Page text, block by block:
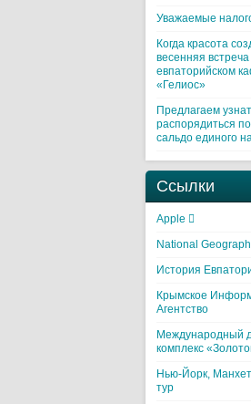
Уважаемые
Когда красота
весенняя встреча
евпаторийском
«Гелиос»
Предлагаем
распорядиться
сальдо единого
Ссылки
Apple 
National
История
Крымское
Агентство
Международный
комплекс
Нью-Йорк,
тур